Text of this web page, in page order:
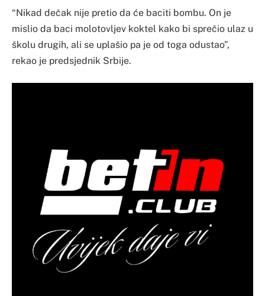
“Nikad dečak nije pretio da će baciti bombu. On je
mislio da baci molotovljev koktel kako bi sprečio ulaz u
školu drugih, ali se uplašio pa je od toga odustao”,
rekao je predsjednik Srbije.